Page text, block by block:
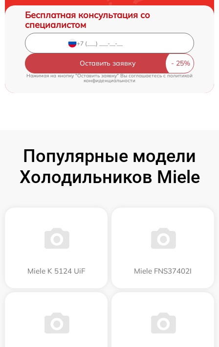
Бесплатная консультация со
специалистом
Оставить заявку
Нажимая на кнопку "Оставить заявку" Вы соглашаетесь cполитикой
конфиденциальности
Популярные модели
Холодильников Miele
Miele K 5124 UiF Miele FNS37402I